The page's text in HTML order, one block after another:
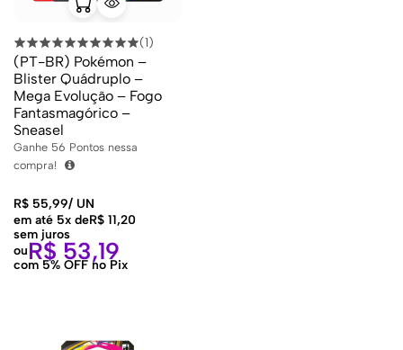
(1)
(PT-BR) Pokémon –
Blister Quádruplo –
Mega Evolução – Fogo
Fantasmagórico –
Sneasel
Ganhe 56 Pontos nessa
compra!
R$ 55,99/ UN
em até 5x deR$ 11,20
sem juros
ouR$ 53,19
com 5% OFF no Pix